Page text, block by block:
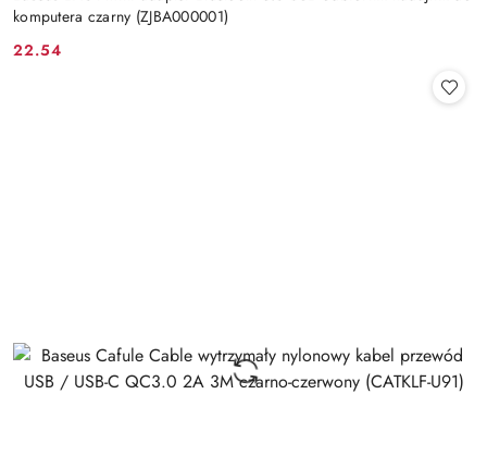
komputera czarny (ZJBA000001)
Cena:
22.54